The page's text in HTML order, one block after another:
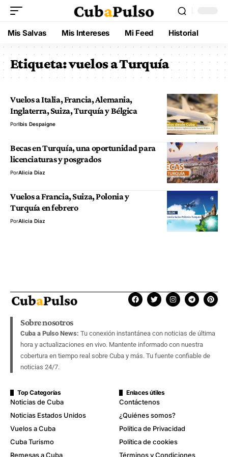
Mis Salvas Mis Intereses Mi Feed Historial
Etiqueta:vuelos a Turquía
Vuelos a Italia, Francia, Alemania,
Inglaterra, Suiza, Turquía y Bélgica
PorIbis Despaigne
Becas en Turquía, una oportunidad para
licenciaturas y posgrados
PorAlicia Díaz
Vuelos a Francia, Suiza, Polonia y
Turquía en febrero
PorAlicia Díaz
Sobre nosotros
Cuba a Pulso News: Tu conexión instantánea con noticias de última
hora y actualizaciones en vivo. Mantente informado con nuestra
cobertura en tiempo real sobre Cuba y más. Tu fuente confiable de
noticias 24/7.
Top Categorías
Noticias de Cuba
Noticias Estados Unidos
Vuelos a Cuba
Cuba Turismo
Remesas a Cuba
Enlaces útiles
Contáctenos
¿Quiénes somos?
Política de Privacidad
Política de cookies
Términos y Condiciones